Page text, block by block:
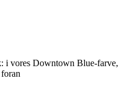
i vores Downtown Blue-farve,